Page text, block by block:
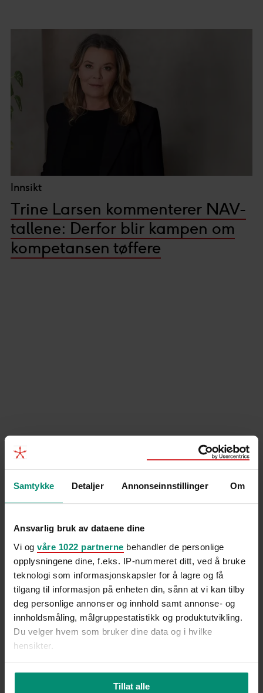
Samtykke Detaljer Annonseinnstillinger Om
Ansvarlig bruk av dataene dine
Vi og våre 1022 partnerne behandler de personlige
opplysningene dine, f.eks. IP-nummeret ditt, ved å bruke
teknologi som informasjonskapsler for å lagre og få
tilgang til informasjon på enheten din, sånn at vi kan tilby
deg personlige annonser og innhold samt annonse- og
innholdsmåling, målgruppestatistikk og produktutvikling.
Du velger hvem som bruker dine data og i hvilke
hensikter.
Hvis du gir oss lov, vil vi også gjerne:
Innhente informasjon om den geografiske
Tillat alle
Innsikt
Trine Larsen kommenterer NAV-
tallene: Derfor blir kampen om
kompetansen tøffere
Til tross for lav arbeidsledighet og høy etterspørsel etter
arbeidskraft mener Trine Larsen i Hammer & Hanborg at
høsten kan...
2 min